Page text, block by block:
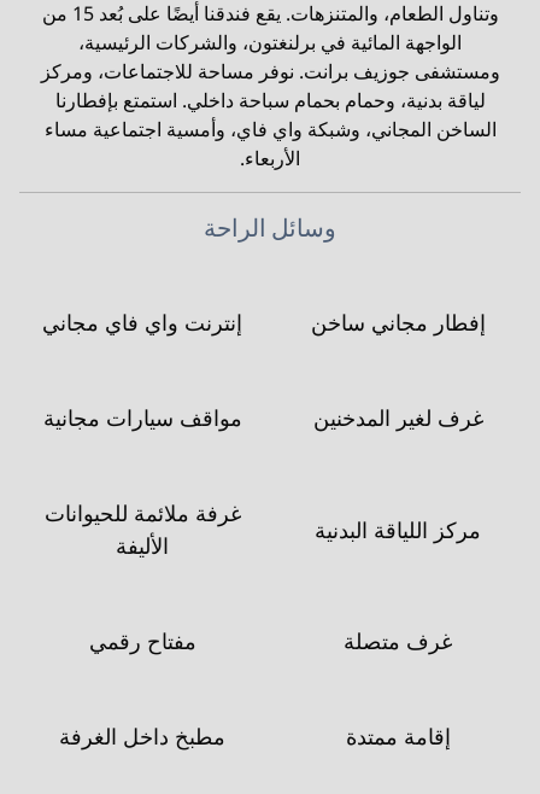
وتناول الطعام، والمتنزهات. يقع فندقنا أيضًا على بُعد 15 من
الواجهة المائية في برلنغتون، والشركات الرئيسية،
ومستشفى جوزيف برانت. نوفر مساحة للاجتماعات، ومركز
لياقة بدنية، وحمام بحمام سباحة داخلي. استمتع بإفطارنا
الساخن المجاني، وشبكة واي فاي، وأمسية اجتماعية مساء
الأربعاء.
وسائل الراحة
إفطار مجاني ساخن إنترنت واي فاي مجاني
غرف لغير المدخنين مواقف سيارات مجانية
مركز اللياقة البدنية
غرفة ملائمة للحيوانات
الأليفة
غرف متصلة مفتاح رقمي
إقامة ممتدة مطبخ داخل الغرفة